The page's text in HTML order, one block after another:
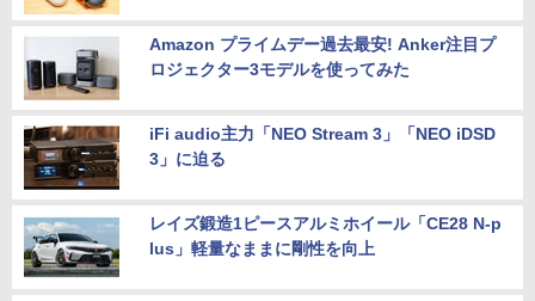
Amazon プライムデー過去最安! Anker注目プ
ロジェクター3モデルを使ってみた
iFi audio主力「NEO Stream 3」「NEO iDSD
3」に迫る
レイズ鍛造1ピースアルミホイール「CE28 N-p
lus」軽量なままに剛性を向上